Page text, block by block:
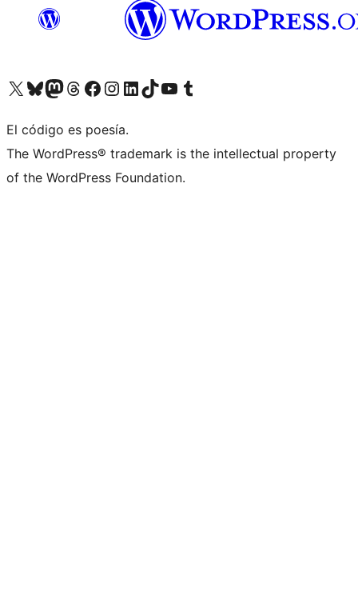
Visita nuestra cuenta de X (anteriormente Twitter)
Visita nuestra cuenta de Bluesky
Visita nuestra cuenta de Mastodon
Visita nuestra cuenta de Threads
Visita nuestra página de Facebook
Visita nuestra cuenta de Instagram
Visita nuestra cuenta de LinkedIn
Visita nuestra cuenta de TikTok
Visita nuestro canal de YouTube
Visita nuestra cuenta de Tumblr
El código es poesía.
The WordPress® trademark is the intellectual property
of the WordPress Foundation.